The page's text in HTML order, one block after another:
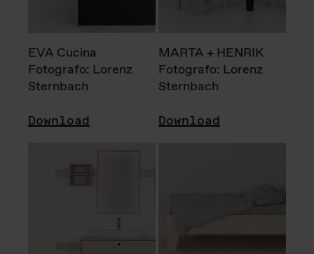
EVA Cucina
Fotografo: Lorenz
Sternbach
Download
MARTA + HENRIK
Fotografo: Lorenz
Sternbach
Download